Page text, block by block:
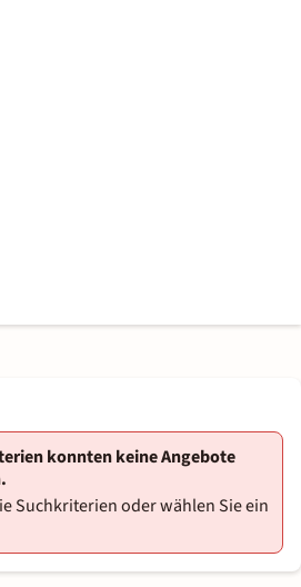
konnten keine Angebote
Suchkriterien oder wählen Sie ein